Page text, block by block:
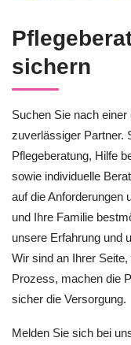
sichern
Suchen Sie nach
zuverlässiger Partner.
Pflegeberatung, Hilfe
sowie individuelle
auf die Anforderungen
und Ihre Familie
unsere Erfahrung und
Wir sind an Ihrer
Prozess, machen die
sicher die Versorgung.
Melden Sie sich bei